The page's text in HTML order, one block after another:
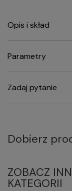
Opis i skład
Parametry
Zadaj pytanie
Dobierz
ZOBACZ
KATEGORII